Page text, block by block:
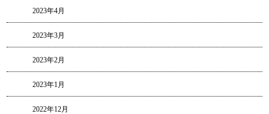
2023年4月
2023年3月
2023年2月
2023年1月
2022年12月